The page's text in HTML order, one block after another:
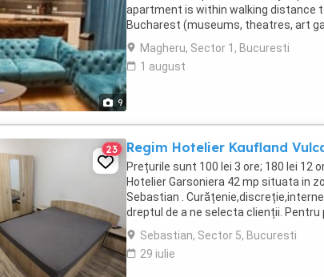
9
apartment is within walking distance
Bucharest (museums, theatres, art
pubs).
Magheru, Sector 1, Bucuresti
1 august
23 Regim Hotelier Kaufland
Prețurile sunt 100 lei 3 ore; 180 lei 12
Hotelier Garsoniera 42 mp situata in
Sebastian .
dreptul de a ne selecta clienții. Pentru
preturile sunt negociabile ...
Sebastian, Sector 5, Bucuresti
29 iulie